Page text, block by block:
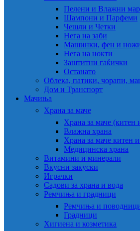
Пелени и Влажни
Шампони и Парфеми
Чешли и Четки
Нега на заби
Машинки, фен и
Нега на нокти
Заштитни гаќички
Останато
Облека, патики, чорапи,
Дом и Транспорт
Мачиња
Храна за маче
Храна за маче (китен
Влажна храна
Храна за маче китен
Медицинска храна
Витамини и минерали
Вкусни закуски
Играчки
Садови за храна и вода
Ремчиња и градници
Ремчиња и
Градници
Хигиена и козметика